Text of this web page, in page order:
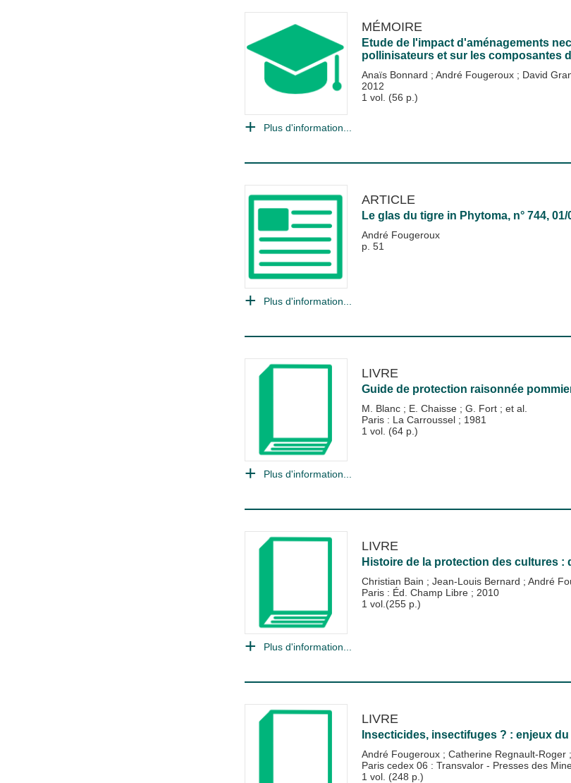
MÉMOIRE
Etude de l'impact d'aménagements
pollinisateurs et sur les composantes
Anaïs Bonnard ; André Fougeroux ; David
2012
1 vol. (56 p.)
Plus d'information...
ARTICLE
Le glas du tigre in Phytoma, n° 744,
André Fougeroux
p. 51
Plus d'information...
LIVRE
Guide de protection raisonnée
M. Blanc ; E. Chaisse ; G. Fort ; et al.
Paris : La Carroussel ; 1981
1 vol. (64 p.)
Plus d'information...
LIVRE
Histoire de la protection des cultures :
Christian Bain ; Jean-Louis Bernard ; André
Paris : Éd. Champ Libre ; 2010
1 vol.(255 p.)
Plus d'information...
LIVRE
Insecticides, insectifuges ? : enjeux du
André Fougeroux ; Catherine Regnault-Roger ;
Paris cedex 06 : Transvalor - Presses des
1 vol. (248 p.)